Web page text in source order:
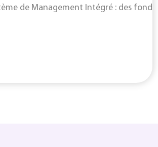
de Management Intégré : des